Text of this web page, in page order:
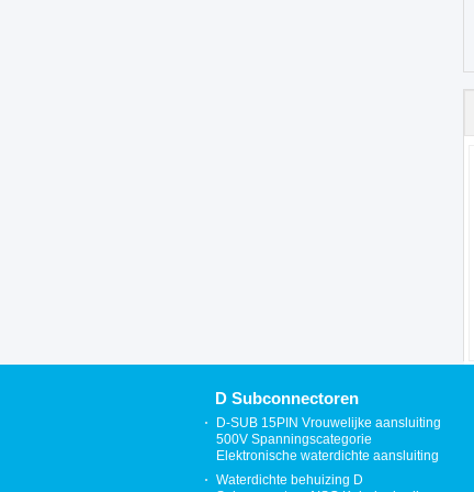
D Subconnectoren
D-SUB 15PIN Vrouwelijke aansluiting
500V Spanningscategorie
Elektronische waterdichte aansluiting
Waterdichte behuizing D